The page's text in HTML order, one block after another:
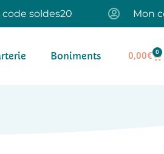
soldes20 Mon
Boniments 0,00€ 0